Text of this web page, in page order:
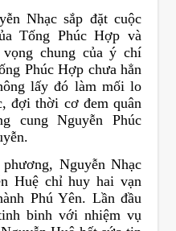
Nhạc sắp đặt cuộc
Tống Phúc Hợp và
chung của ý chí
Phúc Hợp chưa hẳn
lấy đó làm mối lo
đợi thời cơ đem quân
cung Nguyễn Phúc
Nguyễn Nhạc
Huệ chỉ huy hai vạn
Phú Yên. Lần đầu
binh với nhiệm vụ